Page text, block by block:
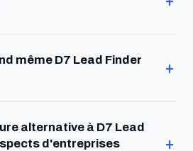
même D7 Lead Finder
alternative à D7 Lead
d'entreprises